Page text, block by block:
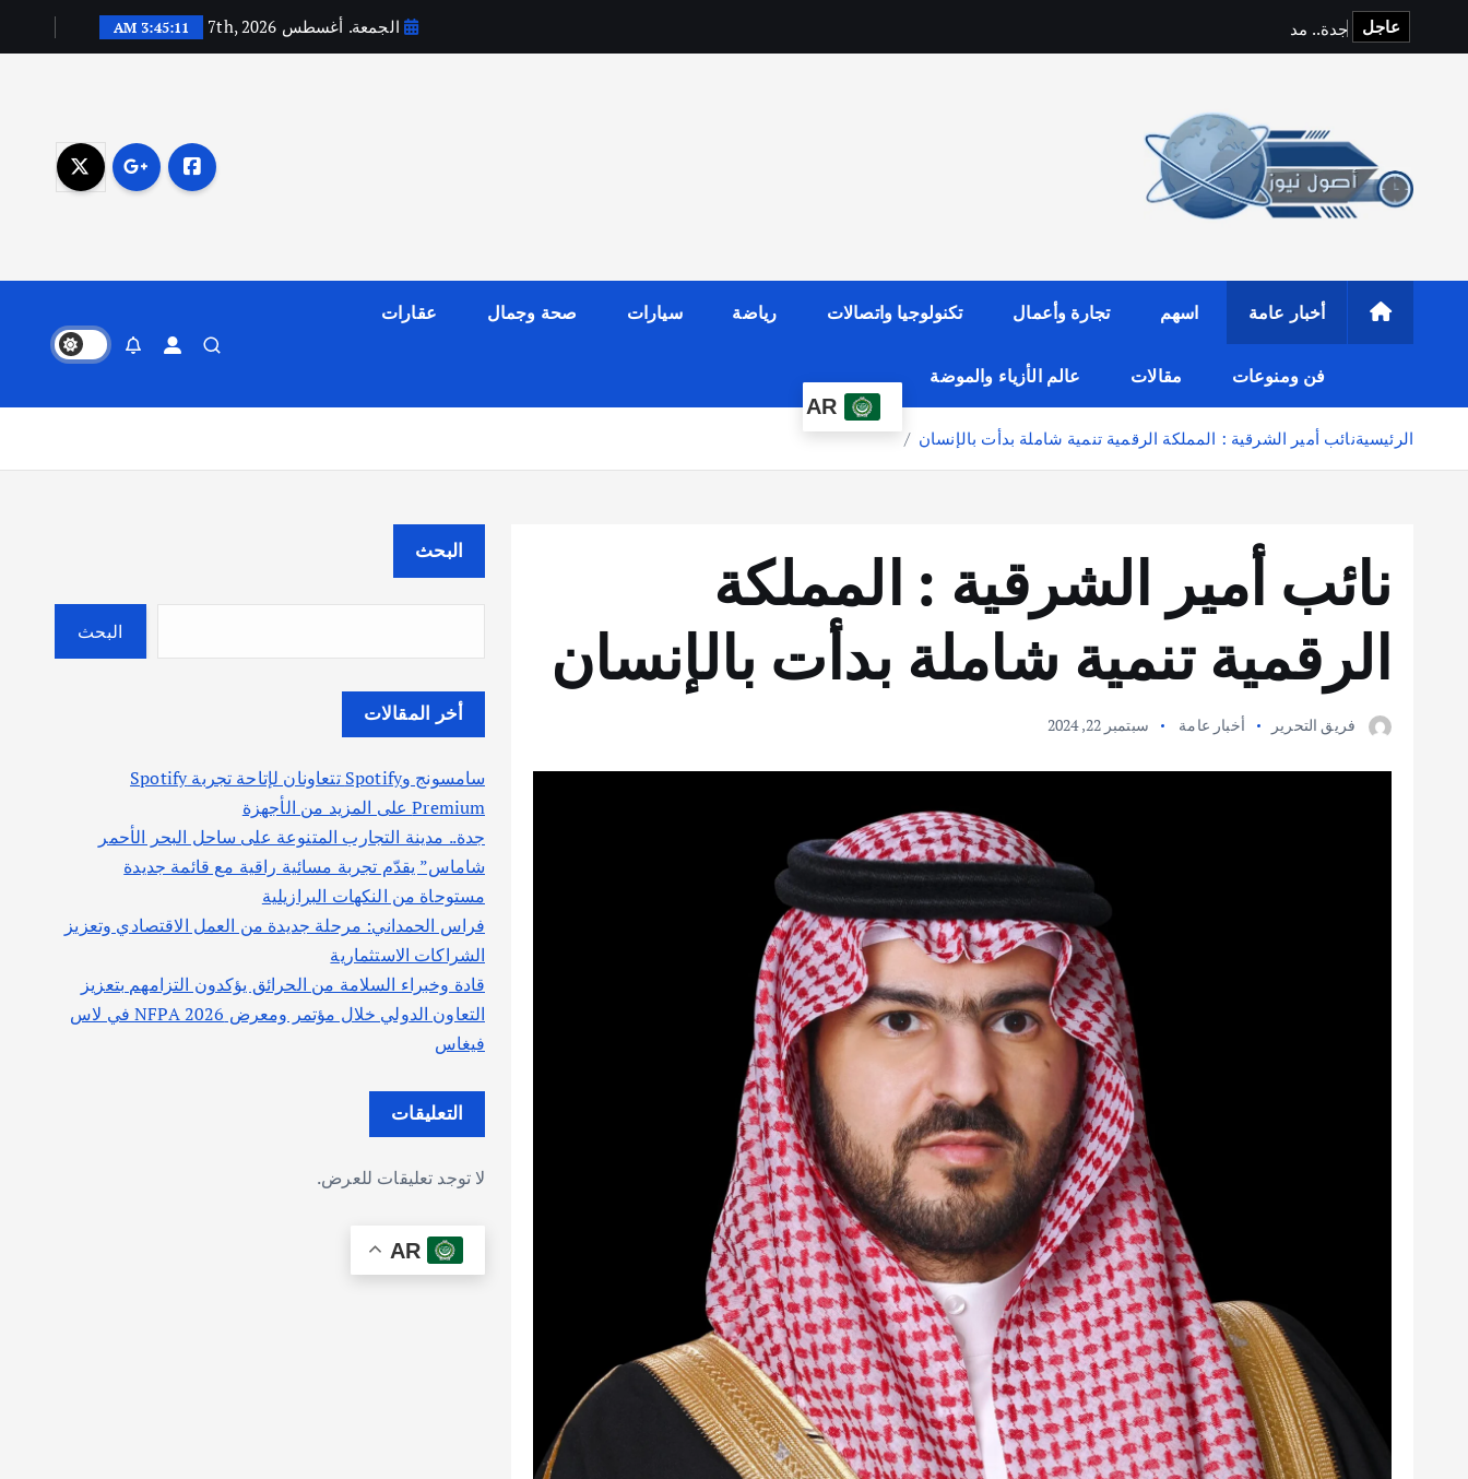
ى
عاجل جدة.
. مد الجمعة. أغسطس 7th, 2026 3:45:12 AM
أخبار عامة اسهم تجارة وأعمال تكنولوجيا واتصالات رياضة سيارات صحة وجمال عقارات
فن ومنوعات مقالات
عالم الأزياء والموضة
AR
الرئيسيةنائب أمير الشرقية : المملكة الرقمية تنمية شاملة بدأت بالإنسان
نائب أمير الشرقية : المملكة
الرقمية تنمية شاملة بدأت بالإنسان
فريق التحرير أخبار عامة سبتمبر 22, 2024
البحث
البحث
أخر المقالات
سامسونج وSpotify تتعاونان لإتاحة تجربة Spotify
Premium على المزيد من الأجهزة
جدة.. مدينة التجارب المتنوعة على ساحل البحر الأحمر
شاماس” يقدّم تجربة مسائية راقية مع قائمة جديدة
مستوحاة من النكهات البرازيلية
فراس الحمداني: مرحلة جديدة من العمل الاقتصادي وتعزيز
الشراكات الاستثمارية
قادة وخبراء السلامة من الحرائق يؤكدون التزامهم بتعزيز
التعاون الدولي خلال مؤتمر ومعرض NFPA 2026 في لاس
فيغاس
التعليقات
لا توجد تعليقات للعرض.
AR